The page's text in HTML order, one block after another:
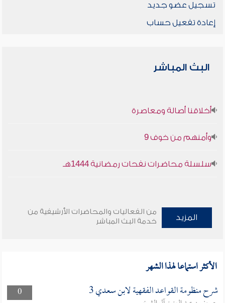
تسجيل عضو جديد
إعادة تفعيل حساب
البث المباشر
أخلاقنا أصالة ومعاصرة
وأمنهم من خوف 9
سلسلة محاضرات نفحات رمضانية 1444هـ
المزيد
من الفعاليات والمحاضرات الأرشيفية من
خدمة البث المباشر
الأكثر استماعا لهذا الشهر
0 شرح منظومة القواعد الفقهية لابن سعدي 3